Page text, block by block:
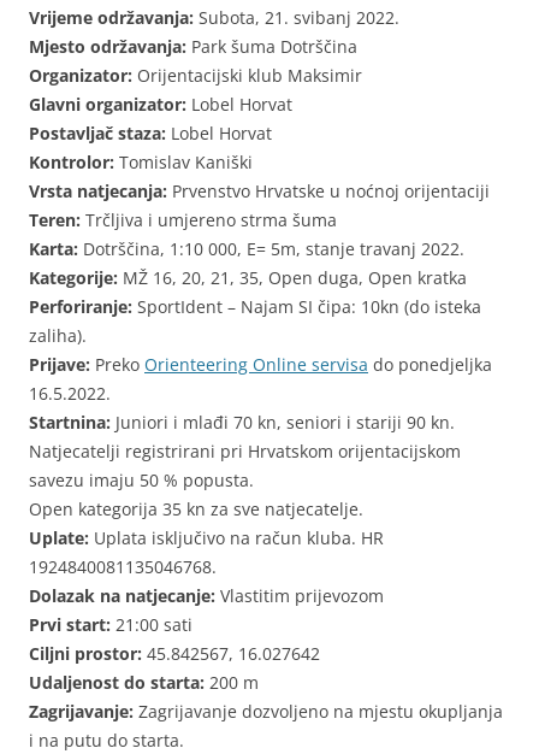
Vrijeme održavanja: Subota, 21. svibanj 2022.
Mjesto održavanja: Park šuma Dotrščina
Organizator: Orijentacijski klub Maksimir
Glavni organizator: Lobel Horvat
Postavljač staza: Lobel Horvat
Kontrolor: Tomislav Kaniški
Vrsta natjecanja: Prvenstvo Hrvatske u noćnoj orijentaciji
Teren: Trčljiva i umjereno strma šuma
Karta: Dotrščina, 1:10 000, E= 5m, stanje travanj 2022.
Kategorije: MŽ 16, 20, 21, 35, Open duga, Open kratka
Perforiranje: SportIdent – Najam SI čipa: 10kn (do isteka
zaliha).
Prijave: Preko Orienteering Online servisa do ponedjeljka
16.5.2022.
Startnina: Juniori i mlađi 70 kn, seniori i stariji 90 kn.
Natjecatelji registrirani pri Hrvatskom orijentacijskom
savezu imaju 50 % popusta.
Open kategorija 35 kn za sve natjecatelje.
Uplate: Uplata isključivo na račun kluba. HR
1924840081135046768.
Dolazak na natjecanje: Vlastitim prijevozom
Prvi start: 21:00 sati
Ciljni prostor: 45.842567, 16.027642
Udaljenost do starta: 200 m
Zagrijavanje: Zagrijavanje dozvoljeno na mjestu okupljanja
i na putu do starta.